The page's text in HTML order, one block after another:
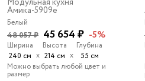
Модульная кухня
Амика-5909e
Белый
48 057 ₽ 45 654 ₽ -5%
Ширина
240 см х
Высота
214 см х
Глубина
55 см
Можно выбрать любой цвет и
размер